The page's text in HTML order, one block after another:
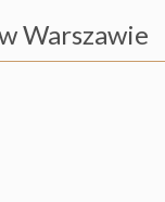
Warszawie